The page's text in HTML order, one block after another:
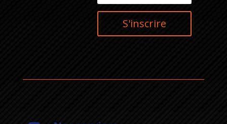
S'inscrire